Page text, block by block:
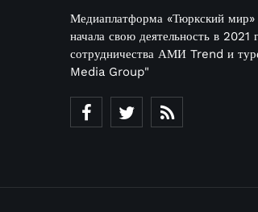
Медиаплатформа «Тюркский
начала свою деятельность в 2021
сотрудничества АМИ Trend и
Media Group"